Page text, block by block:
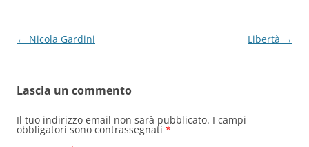
Navigazione
← Nicola Gardini Libertà →
Lascia un commento
Il tuo indirizzo email non sarà pubblicato. I campi
obbligatori sono contrassegnati *